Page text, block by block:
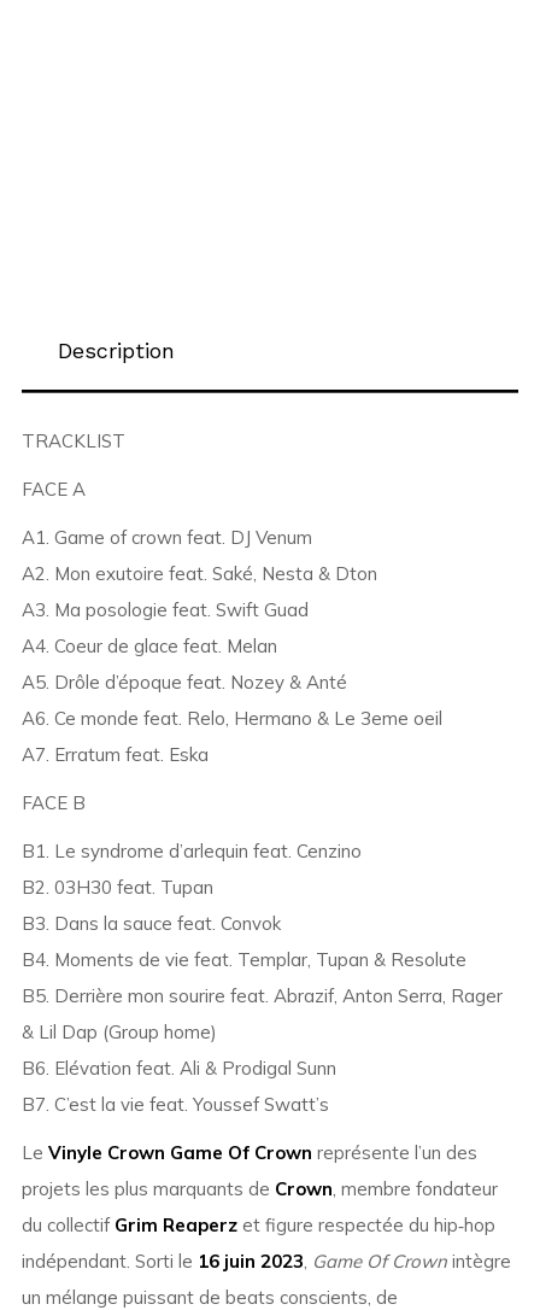
Description
TRACKLIST
FACE A
A1. Game of crown feat. DJ Venum
A2. Mon exutoire feat. Saké, Nesta & Dton
A3. Ma posologie feat. Swift Guad
A4. Coeur de glace feat. Melan
A5. Drôle d’époque feat. Nozey & Anté
A6. Ce monde feat. Relo, Hermano & Le 3eme oeil
A7. Erratum feat. Eska
FACE B
B1. Le syndrome d’arlequin feat. Cenzino
B2. 03H30 feat. Tupan
B3. Dans la sauce feat. Convok
B4. Moments de vie feat. Templar, Tupan & Resolute
B5. Derrière mon sourire feat. Abrazif, Anton Serra, Rager
& Lil Dap (Group home)
B6. Elévation feat. Ali & Prodigal Sunn
B7. C’est la vie feat. Youssef Swatt’s
Le Vinyle Crown Game Of Crown représente l’un des
projets les plus marquants de Crown, membre fondateur
du collectif Grim Reaperzet figure respectée du hip‑hop
indépendant. Sorti le 16 juin 2023, Game Of Crownintègre
un mélange puissant de beats conscients, de